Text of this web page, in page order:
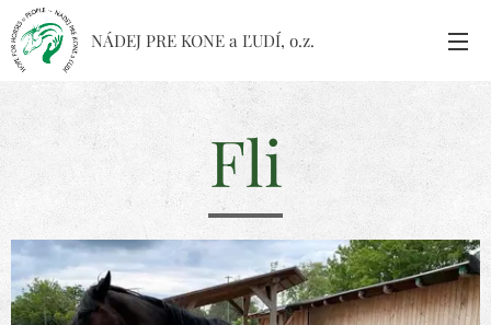
NÁDEJ PRE KONE a ĽUDÍ, o.z.
Fli